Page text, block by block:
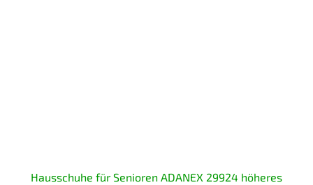
Hausschuhe für Senioren ADANEX 29924 höheres